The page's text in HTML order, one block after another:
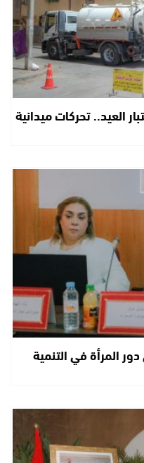
العيد.. تحركات ميدانية
المرأة في التنمية